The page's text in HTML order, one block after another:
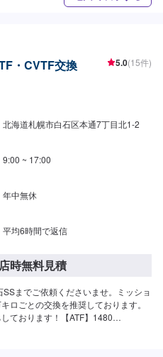
・CVTF交換 5.0(15件)
北海道札幌市白石区本通7丁目北1-2
9:00 ~ 17:00
年中無休
平均6時間で返信
時無料見積
までご依頼くださいませ。ミッショ
ロごとの交換を推奨しております。
ております！【ATF】1480